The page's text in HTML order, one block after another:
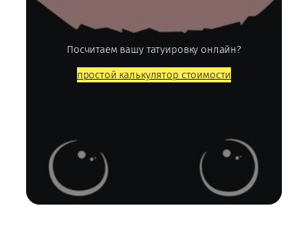
Посчитаем вашу татуировку онлайн?
простой калькулятор стоимости